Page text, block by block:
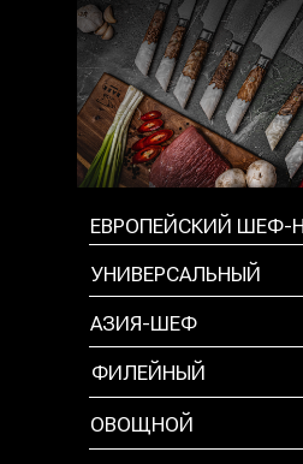
ЕВРОПЕЙСКИЙ ШЕФ-
УНИВЕРСАЛЬНЫЙ
АЗИЯ-ШЕФ
ФИЛЕЙНЫЙ
ОВОЩНОЙ